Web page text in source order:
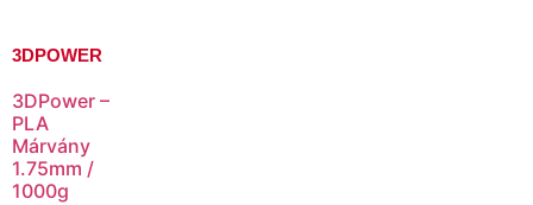
3DPOWER
3DPower –
PLA
Márvány
1.75mm /
1000g